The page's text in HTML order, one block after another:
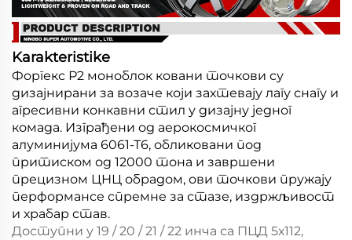
Karakteristike
Форгекс Р2 моноблок ковани точкови су
дизајнирани за возаче који захтевају лагу снагу и
агресивни конкавни стил у дизајну једног
комада. Изграђени од аерокосмичког
алуминијума 6061-Т6, обликовани под
притиском од 12000 тона и завршени
прецизном ЦНЦ обрадом, ови точкови пружају
перформансе спремне за стазе, издржљивост
и храбар став.
Доступни у 19 / 20 / 21 / 22 инча са ПЦД 5х112,